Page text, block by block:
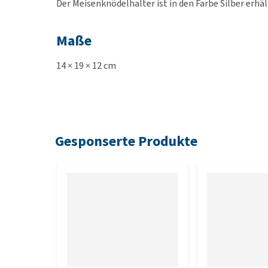
Der Meisenknödelhalter ist in den Farbe Silber
Maße
14 × 19 × 12 cm
Gesponserte Produkte